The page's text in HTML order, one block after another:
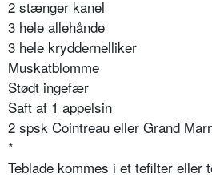
2 stænger kanel
3 hele allehånde
3 hele kryddernelliker
Muskatblomme
Stødt ingefær
Saft af 1 appelsin
2 spsk Cointreau eller Grand
*
Teblade kommes i et tefilter eller